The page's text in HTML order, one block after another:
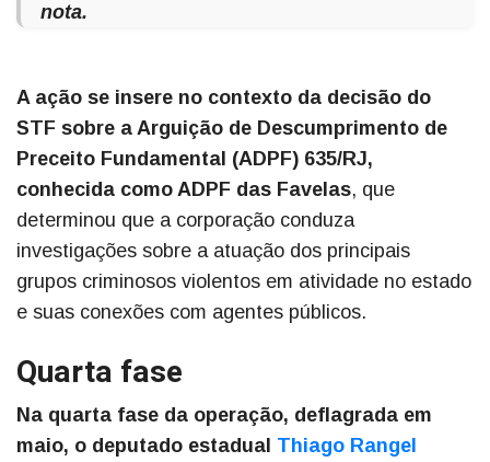
nota.
A ação se insere no contexto da decisão do
STF sobre a Arguição de Descumprimento de
Preceito Fundamental (ADPF) 635/RJ,
conhecida como ADPF das Favelas, que
determinou que a corporação conduza
investigações sobre a atuação dos principais
grupos criminosos violentos em atividade no estado
e suas conexões com agentes públicos.
Quarta fase
Na quarta fase da operação, deflagrada em
maio, o deputado estadual Thiago Rangel